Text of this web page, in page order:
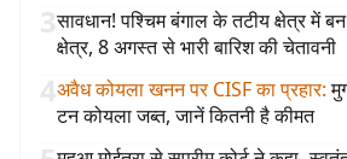
3सावधान! पश्चिम बंगाल के तटीय क्षेत्र में
क्षेत्र, 8 अगस्त से भारी बारिश की चेतावनी
4अवैध कोयला खनन पर CISF का प्रहार:
टन कोयला जब्त, जानें कितनी है कीमत